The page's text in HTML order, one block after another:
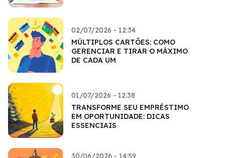
02/07/2026 - 12:34
MÚLTIPLOS CARTÕES: COMO
GERENCIAR E TIRAR O MÁXIMO
DE CADA UM
01/07/2026 - 12:38
TRANSFORME SEU EMPRÉSTIMO
EM OPORTUNIDADE: DICAS
ESSENCIAIS
30/06/2026 - 14:59